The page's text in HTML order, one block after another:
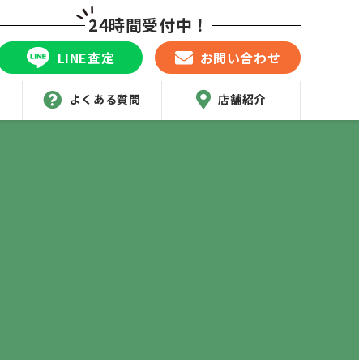
よくある質問 店舗紹介
24時間受付中！
LINE査定 お問い合わせ